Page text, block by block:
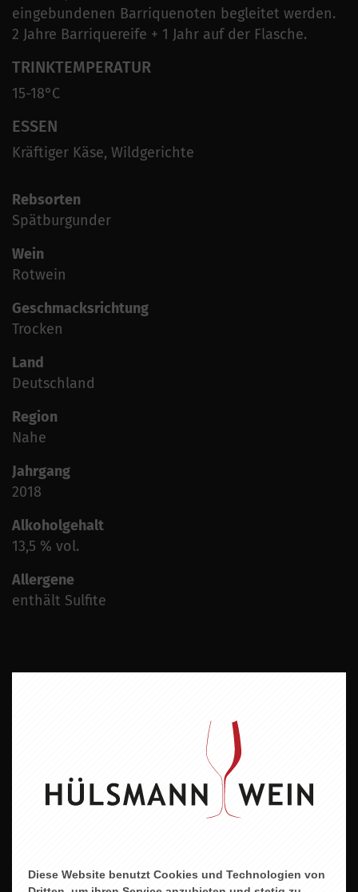
eingebundenen Barriquenoten begleitet werden.
2 Jahre Barriquereife + 1 Jahr auf der Flasche.
TRINKTEMPERATUR
15-18°C
ESSEN
Kräftiger Käse, Wildgerichte
Rebsorten
Spätburgunder
Wein
Rotwein
Geschmacksrichtung
Trocken
Land
Deutschland
Region
Nahe
Jahrgang
2018
Alkoholgehalt
13,5 % vol.
Allergene
enthält Sulfite
Diese Website benutzt Cookies und Technologien von